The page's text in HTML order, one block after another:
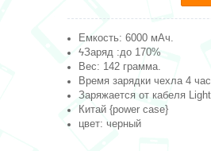
Емкость: 6000 мАч.
ϟЗаряд :до 170%
Вес: 142 грамма.
Время зарядки чехла 4
Заряжается от кабеля
Китай {power case}
цвет: черный